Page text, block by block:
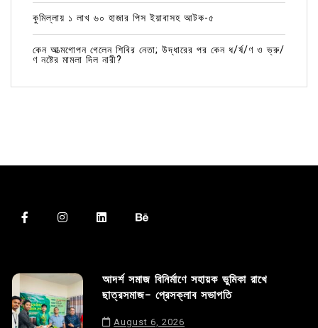
কুমিল্লায় ১ লাখ ৬০ হাজার পিস ইয়াবাসহ আটক-৫
কেন আত্মগোপন গেলেন শিবির নেতা; উদ্ধারের পর কেন ধ/র্ষ/ণ ও ভ্রু/
ণ নষ্টের মামলা দিল নারী?
আদর্শ সমাজ বিনির্মাণে সহায়ক ভুমিকা রাখে
ছাত্রসমাজ- প্রেসক্লাব সভাপতি
August 6, 2026